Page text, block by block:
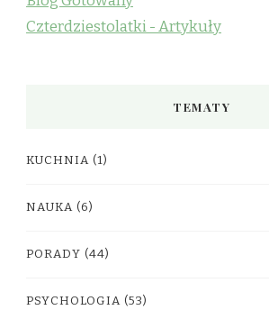
Czterdziestolatki - Artykuły
TEMATY
KUCHNIA (1)
NAUKA (6)
PORADY (44)
PSYCHOLOGIA (53)